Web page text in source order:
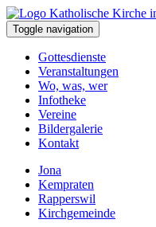
Toggle navigation
Gottesdienste
Veranstaltungen
Wo, was, wer
Infotheke
Vereine
Bildergalerie
Kontakt
Jona
Kempraten
Rapperswil
Kirchgemeinde